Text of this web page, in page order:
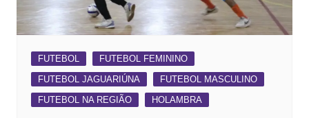
FUTEBOL
FUTEBOL FEMININO
FUTEBOL JAGUARIÚNA
FUTEBOL MASCULINO
FUTEBOL NA REGIÃO
HOLAMBRA